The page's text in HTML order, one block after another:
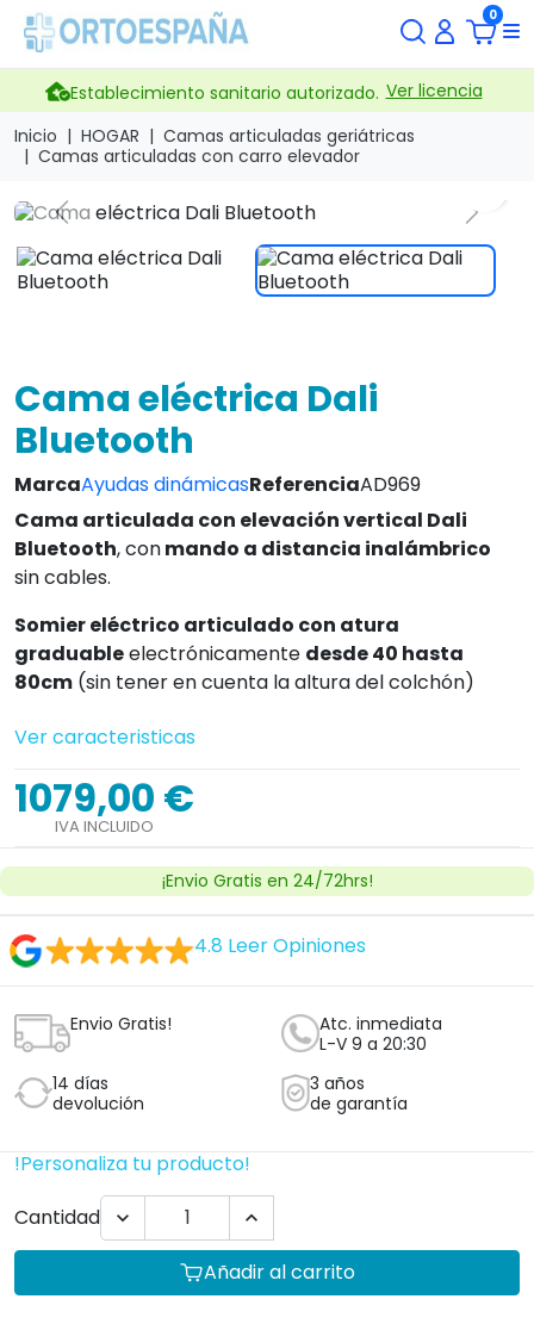
0
Establecimiento sanitario autorizado. Ver licencia
Inicio
HOGAR
Camas articuladas geriátricas
Camas articuladas con carro elevador
Previous Next
Cama eléctrica Dali
Bluetooth
MarcaAyudas dinámicasReferenciaAD969
Cama articulada con elevación vertical Dali
Bluetooth, conmando a distancia inalámbrico
sin cables.
Somier eléctrico articulado con atura
graduableelectrónicamente desde 40 hasta
80cm (sin tener en cuenta la altura del colchón)
Ver caracteristicas
1079,00 €
IVA INCLUIDO
¡Envio Gratis en 24/72hrs!
4.8 Leer Opiniones
Envio Gratis!
Atc. inmediata
L-V 9 a 20:30
14 días
devolución
3 años
de garantía
!Personaliza tu producto!
Cantidad
 
Añadir al carrito